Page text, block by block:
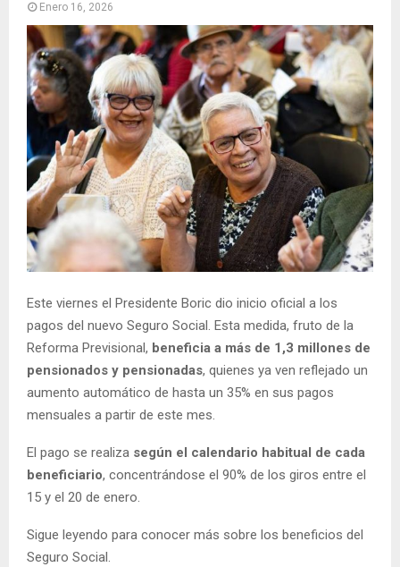
R
Y
M
E
N
U
Enero 16, 2026
Este viernes el Presidente Boric dio inicio oficial a los
pagos del nuevo Seguro Social. Esta medida, fruto de la
Reforma Previsional, beneficia a más de 1,3 millones de
pensionados y pensionadas, quienes ya ven reflejado un
aumento automático de hasta un 35% en sus pagos
mensuales a partir de este mes.
El pago se realiza según el calendario habitual de cada
beneficiario, concentrándose el 90% de los giros entre el
15 y el 20 de enero.
Sigue leyendo para conocer más sobre los beneficios del
Seguro Social.